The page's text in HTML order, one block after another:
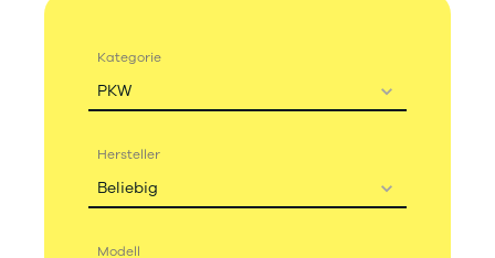
Kategorie
PKW
Hersteller
Beliebig
Modell